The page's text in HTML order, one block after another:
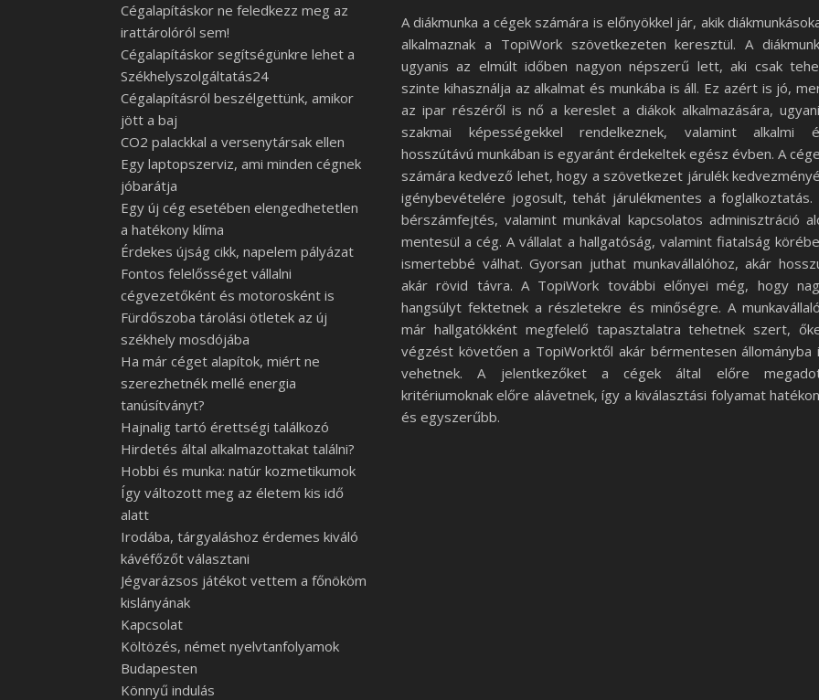
Cégalapításkor ne feledkezz meg az
irattárolóról sem!
Cégalapításkor segítségünkre lehet a
Székhelyszolgáltatás24
Cégalapításról beszélgettünk, amikor
jött a baj
CO2 palackkal a versenytársak ellen
Egy laptopszerviz, ami minden cégnek
jóbarátja
Egy új cég esetében elengedhetetlen
a hatékony klíma
Érdekes újság cikk, napelem pályázat
Fontos felelősséget vállalni
cégvezetőként és motorosként is
Fürdőszoba tárolási ötletek az új
székhely mosdójába
Ha már céget alapítok, miért ne
szerezhetnék mellé energia
tanúsítványt?
Hajnalig tartó érettségi találkozó
Hirdetés által alkalmazottakat találni?
Hobbi és munka: natúr kozmetikumok
Így változott meg az életem kis idő
alatt
Irodába, tárgyaláshoz érdemes kiváló
kávéfőzőt választani
Jégvarázsos játékot vettem a főnököm
kislányának
Kapcsolat
Költözés, német nyelvtanfolyamok
Budapesten
Könnyű indulás
A diákmunka a cégek számára is előnyökkel jár, akik
alkalmaznak a TopiWork szövetkezeten keresztül. A
ugyanis az elmúlt időben nagyon népszerű lett, aki csak
szinte kihasználja az alkalmat és munkába is áll. Ez azért is jó,
az ipar részéről is nő a kereslet a diákok alkalmazására,
szakmai képességekkel rendelkeznek, valamint alkalmi
hosszútávú munkában is egyaránt érdekeltek egész évben. A
számára kedvező lehet, hogy a szövetkezet járulék
igénybevételére jogosult, tehát járulékmentes a foglalkoztatás.
bérszámfejtés, valamint munkával kapcsolatos adminisztráció
mentesül a cég. A vállalat a hallgatóság, valamint fiatalság
ismertebbé válhat. Gyorsan juthat munkavállalóhoz, akár
akár rövid távra. A TopiWork további előnyei még, hogy
hangsúlyt fektetnek a részletekre és minőségre. A
már hallgatókként megfelelő tapasztalatra tehetnek szert,
végzést követően a TopiWorktől akár bérmentesen állományba
vehetnek. A jelentkezőket a cégek által előre
kritériumoknak előre alávetnek, így a kiválasztási folyamat
és egyszerűbb.